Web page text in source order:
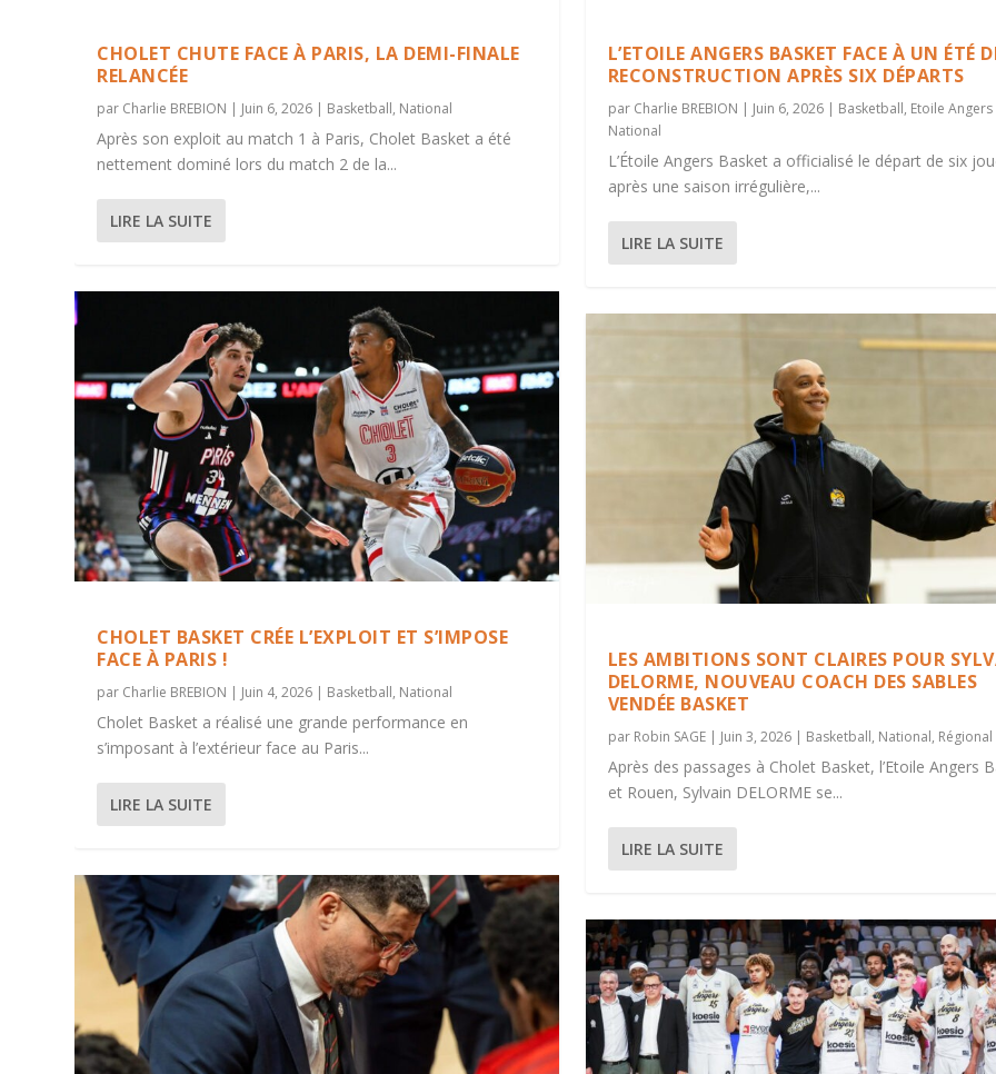
CHOLET CHUTE FACE À PARIS, LA DEMI-FINALE
RELANCÉE
par Charlie BREBION | Juin 6, 2026 | Basketball, National
Après son exploit au match 1 à Paris, Cholet Basket a été
nettement dominé lors du match 2 de la...
LIRE LA SUITE
CHOLET BASKET CRÉE L’EXPLOIT ET S’IMPOSE
FACE À PARIS !
par Charlie BREBION | Juin 4, 2026 | Basketball, National
Cholet Basket a réalisé une grande performance en
s’imposant à l’extérieur face au Paris...
LIRE LA SUITE
L’ETOILE ANGERS BASKET FACE À UN ÉTÉ
RECONSTRUCTION APRÈS SIX DÉPARTS
par Charlie BREBION | Juin 6, 2026| Basketball, Etoile
National
L’Étoile Angers Basket a officialisé le départ de six
après une saison irrégulière,...
LIRE LA SUITE
LES AMBITIONS SONT CLAIRES POUR
DELORME, NOUVEAU COACH DES SABLES
VENDÉE BASKET
par Robin SAGE| Juin 3, 2026| Basketball, National, Régional
Après des passages à Cholet Basket, l’Etoile Angers
et Rouen, Sylvain DELORME se...
LIRE LA SUITE